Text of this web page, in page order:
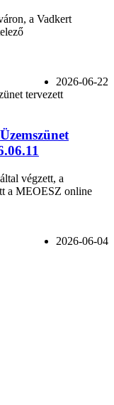
a Vadkert
2026-06-22
végzett, a
a MEOESZ online
2026-06-04